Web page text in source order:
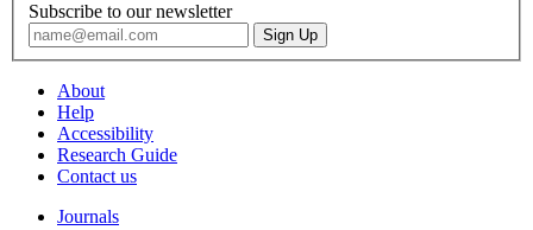
Subscribe to our newsletter
About
Help
Accessibility
Research Guide
Contact us
Journals